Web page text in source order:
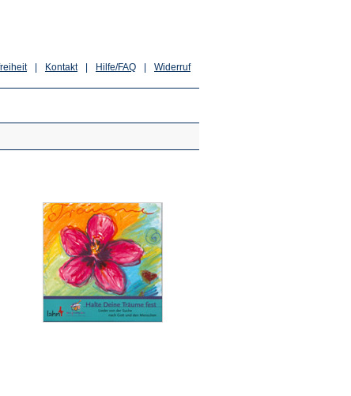
Widerruf
Hilfe/FAQ
Kontakt